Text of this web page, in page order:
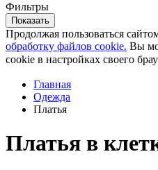
Фильтры
Показать
Продолжая пользоваться
обработку файлов cookie. Вы
cookie в настройках своего
Главная
Одежда
Платья
Платья в